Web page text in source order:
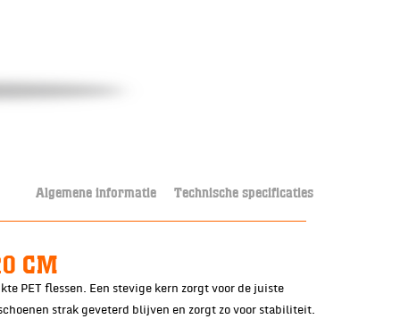
Algemene informatie Technische specificaties
CM
PET flessen. Een stevige kern zorgt voor de juiste
strak geveterd blijven en zorgt zo voor stabiliteit.